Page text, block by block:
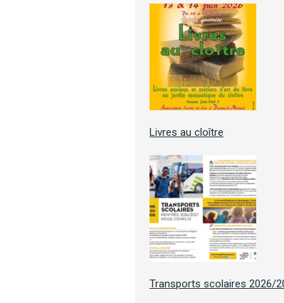
Livres au cloître
Transports scolaires 2026/